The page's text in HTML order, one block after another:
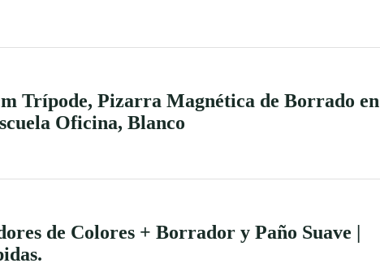
Trípode, Pizarra Magnética de Borrado en
Oficina, Blanco
de Colores + Borrador y Paño Suave |